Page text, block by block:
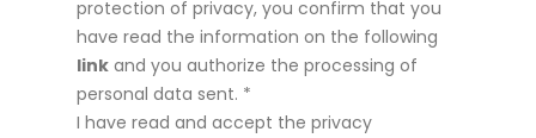
protection of privacy, you confirm that you
have read the information on the following
link and you authorize the processing of
personal data sent. *
I have read and accept the privacy